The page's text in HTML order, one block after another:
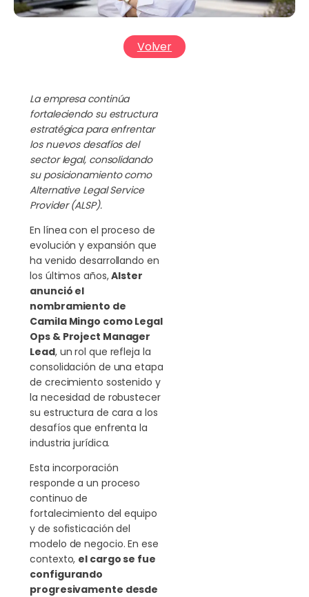
Volver
La empresa continúa
fortaleciendo su estructura
estratégica para enfrentar
los nuevos desafíos del
sector legal, consolidando
su posicionamiento como
Alternative Legal Service
Provider (ALSP).
En línea con el proceso de
evolución y expansión que
ha venido desarrollando en
los últimos años,Alster
anunció el
nombramiento de
Camila Mingo como Legal
Ops & Project Manager
Lead, un rol que refleja la
consolidación de una etapa
de crecimiento sostenido y
la necesidad de robustecer
su estructura de cara a los
desafíos que enfrenta la
industria jurídica.
Esta incorporación
responde a un proceso
continuo de
fortalecimiento del equipo
y de sofisticación del
modelo de negocio. En ese
contexto, el cargo se fue
configurando
progresivamente desde